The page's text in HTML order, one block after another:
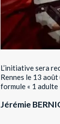
L’initiative sera
Rennes le 13 août
formule « 1 adulte
Jérémie